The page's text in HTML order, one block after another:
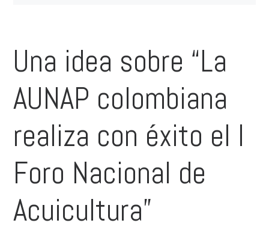
Una idea sobre “La
AUNAP colombiana
realiza con éxito el I
Foro Nacional de
Acuicultura”